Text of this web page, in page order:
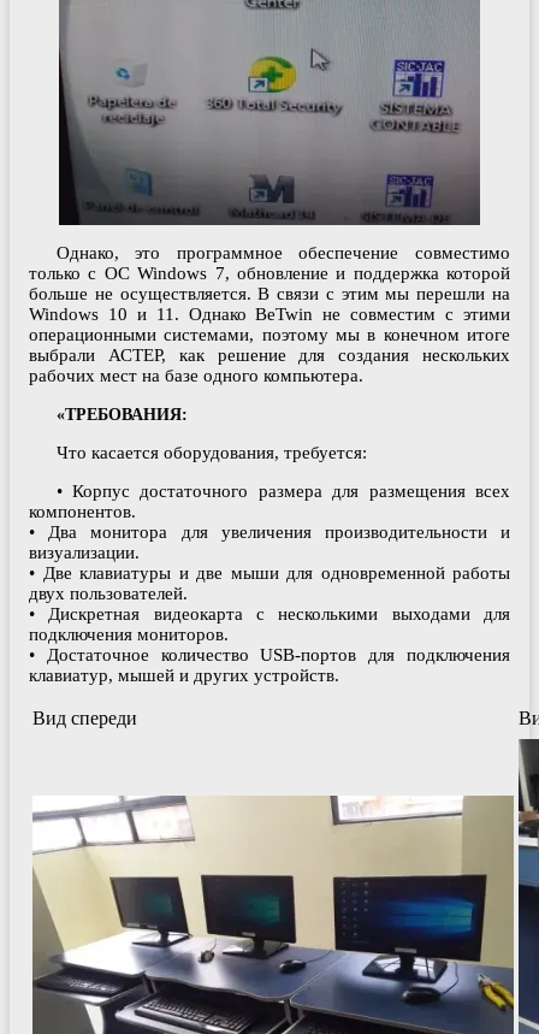
Однако, это программное обеспечение совместимо
только с ОС Windows 7, обновление и поддержка которой
больше не осуществляется. В связи с этим мы перешли на
Windows 10 и 11. Однако BeTwin не совместим с этими
операционными системами, поэтому мы в конечном итоге
выбрали АСТЕР, как решение для создания нескольких
рабочих мест на базе одного компьютера.
«ТРЕБОВАНИЯ:
Что касается оборудования, требуется:
• Корпус достаточного размера для размещения всех
компонентов.
• Два монитора для увеличения производительности и
визуализации.
• Две клавиатуры и две мыши для одновременной работы
двух пользователей.
• Дискретная видеокарта с несколькими выходами для
подключения мониторов.
• Достаточное количество USB-портов для подключения
клавиатур, мышей и других устройств.
Вид спереди